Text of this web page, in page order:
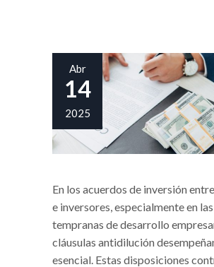
Abr
14
2025
En los acuerdos de inversión
e inversores, especialmente en
tempranas de desarrollo
cláusulas antidilución
esencial. Estas disposiciones